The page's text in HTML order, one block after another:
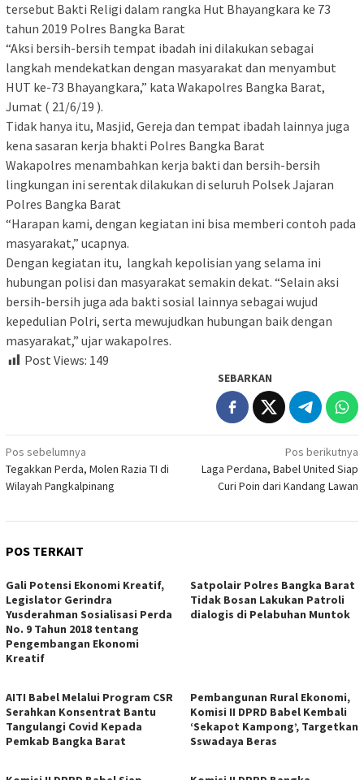
tersebut Bakti Religi dalam rangka Hut Bhayangkara ke 73
tahun 2019 Polres Bangka Barat
“Aksi bersih-bersih tempat ibadah ini dilakukan sebagai
langkah mendekatkan dengan masyarakat dan menyambut
HUT ke-73 Bhayangkara,” kata Wakapolres Bangka Barat,
Jumat ( 21/6/19 ).
Tidak hanya itu, Masjid, Gereja dan tempat ibadah lainnya juga
kena sasaran kerja bhakti Polres Bangka Barat
Wakapolres menambahkan kerja bakti dan bersih-bersih
lingkungan ini serentak dilakukan di seluruh Polsek Jajaran
Polres Bangka Barat
“Harapan kami, dengan kegiatan ini bisa memberi contoh pada
masyarakat,” ucapnya.
Dengan kegiatan itu, langkah kepolisian yang selama ini
hubungan polisi dan masyarakat semakin dekat. “Selain aksi
bersih-bersih juga ada bakti sosial lainnya sebagai wujud
kepedulian Polri, serta mewujudkan hubungan baik dengan
masyarakat,” ujar wakapolres.
Post Views: 149
SEBARKAN
Navigasi
pos
Pos sebelumnya
Tegakkan Perda, Molen Razia TI di
Wilayah Pangkalpinang
Pos berikutnya
Laga Perdana, Babel United Siap
Curi Poin dari Kandang Lawan
POS TERKAIT
Gali Potensi Ekonomi Kreatif,
Legislator Gerindra
Yusderahman Sosialisasi Perda
No. 9 Tahun 2018 tentang
Pengembangan Ekonomi
Kreatif
Satpolair Polres Bangka Barat
Tidak Bosan Lakukan Patroli
dialogis di Pelabuhan Muntok
AITI Babel Melalui Program CSR
Serahkan Konsentrat Bantu
Tangulangi Covid Kepada
Pemkab Bangka Barat
Pembangunan Rural Ekonomi,
Komisi II DPRD Babel Kembali
‘Sekapot Kampong’, Targetkan
Sswadaya Beras